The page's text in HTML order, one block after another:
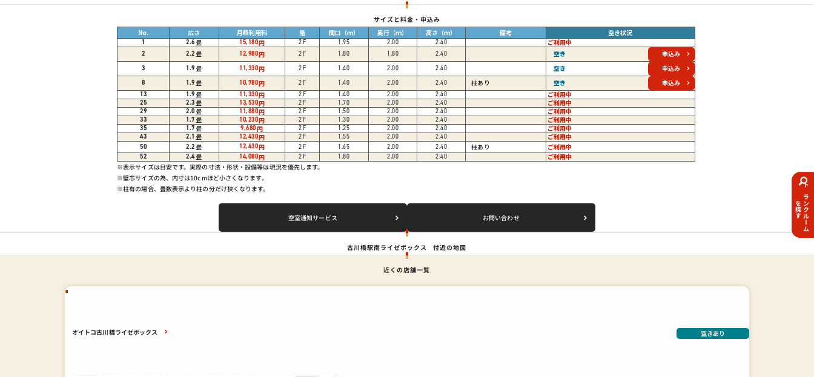
サイズと料金・申込み
No. 広さ 月額利用料 階 間口（ｍ） 奥行（ｍ） 高さ（ｍ） 備考 空き状況
1 2.6 畳 15,180円 2F 1.95 2.00 2.40 ご利用中
2 2.2 畳 12,980円 2F 1.80 1.80 2.40 空き 申込み
3 1.9 畳 11,330円 2F 1.40 2.00 2.40 空き 申込み
8 1.9 畳 10,780円 2F 1.40 2.00 2.40 柱あり 空き 申込み
13 1.9 畳 11,330円 2F 1.40 2.00 2.40 ご利用中
25 2.3 畳 13,530円 2F 1.70 2.00 2.40 ご利用中
29 2.0 畳 11,880円 2F 1.50 2.00 2.40 ご利用中
33 1.7 畳 10,230円 2F 1.30 2.00 2.40 ご利用中
35 1.7 畳 9,680円 2F 1.25 2.00 2.40 ご利用中
43 2.1 畳 12,430円 2F 1.55 2.00 2.40 ご利用中
50 2.2 畳 12,430円 2F 1.65 2.00 2.40 柱あり ご利用中
52 2.4畳 14,080円 2F 1.80 2.00 2.40 ご利用中
※表示サイズは目安です。実際の寸法・形状・設備等は現況を優先します。
※壁芯サイズの為、内寸は10cmほど小さくなります。
※柱有の場合、畳数表示より柱の分だけ狭くなります。
空室通知サービス お問い合わせ
古川橋駅南ライゼボックス 付近の地図
近くの店舗一覧
オイトコ古川橋ライゼボックス 空きあり
トランクルーム
を探す